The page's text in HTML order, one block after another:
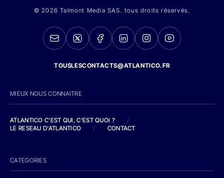
© 2026 Talmont Media SAS. tous droits réservés.
TOUSLESCONTACTS@ATLANTICO.FR
MIEUX NOUS CONNAITRE
ATLANTICO C'EST QUI, C'EST QUOI ?
/
LE RESEAU D'ATLANTICO
/ CONTACT
CATEGORIES